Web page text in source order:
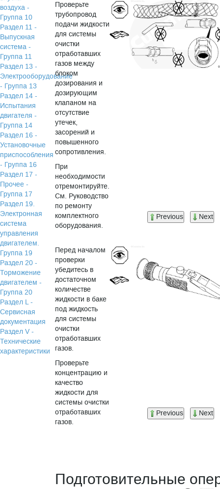
воздуха -
Группа 10
Раздел 11 -
Выпускная
система -
Группа 11
Раздел 13 -
Электрооборудование
- Группа 13
Раздел 14 -
Испытания
двигателя -
Группа 14
Раздел 16 -
Установочные
приспособления
- Группа 16
Раздел 17 -
Прочее -
Группа 17
Раздел 19.
Электронная
система
управления
двигателем.
Группа 19
Раздел 20 -
Торможение
двигателем -
Группа 20
Раздел L -
Сервисная
документация
Раздел V -
Технические
характеристики
Проверьте
трубопровод
подачи жидкости
для системы
очистки
отработавших
газов между
блоком
дозирования и
дозирующим
клапаном на
отсутствие
утечек,
засорений и
повышенного
сопротивления.
При
необходимости
отремонтируйте.
См. Руководство
по ремонту
комплектного
оборудования.
Previous Next
Перед началом
проверки
убедитесь в
достаточном
количестве
жидкости в баке
под жидкость
для системы
очистки
отработавших
газов.
Проверьте
концентрацию и
качество
жидкости для
системы очистки
отработавших
газов.
Previous Next
Подготовительные